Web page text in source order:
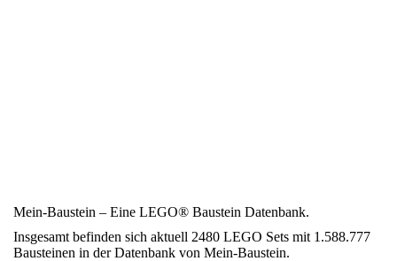
Mein-Baustein – Eine LEGO® Baustein Datenbank.
Insgesamt befinden sich aktuell 2480 LEGO Sets mit 1.588.777
Bausteinen in der Datenbank von Mein-Baustein.